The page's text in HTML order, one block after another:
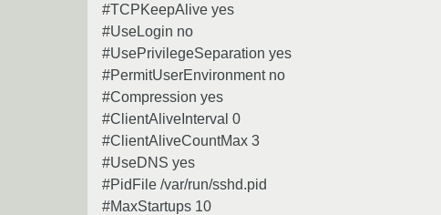
#TCPKeepAlive yes
#UseLogin no
#UsePrivilegeSeparation yes
#PermitUserEnvironment no
#Compression yes
#ClientAliveInterval 0
#ClientAliveCountMax 3
#UseDNS yes
#PidFile /var/run/sshd.pid
#MaxStartups 10